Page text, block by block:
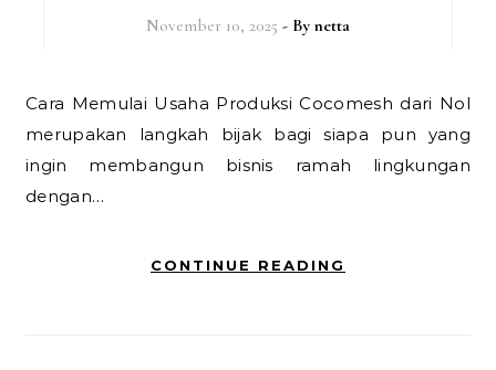
November 10, 2025 - By netta
Cara Memulai Usaha Produksi Cocomesh dari Nol
merupakan langkah bijak bagi siapa pun yang
ingin membangun bisnis ramah lingkungan
dengan…
CONTINUE READING